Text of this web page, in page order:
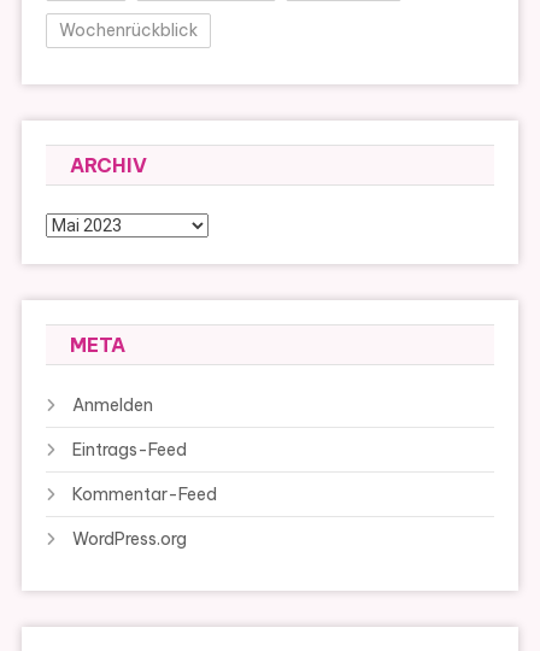
Wochenrückblick
ARCHIV
Archiv
META
Anmelden
Eintrags-Feed
Kommentar-Feed
WordPress.org